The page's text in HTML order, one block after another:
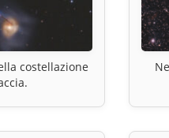
costellazione